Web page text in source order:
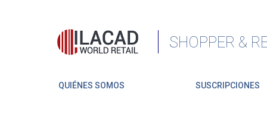
SHOPPER &
QUIÉNES SOMOS SUSCRIPCIONES